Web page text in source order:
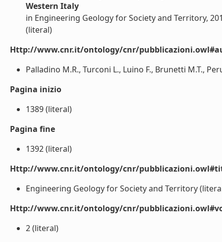
Western Italy
in Engineering Geology for Society and Territory,
(literal)
Http://www.cnr.it/ontology/cnr/
Palladino M.R., Turconi L., Luino F., Brunetti M.T.,
Pagina inizio
1389 (literal)
Pagina fine
1392 (literal)
Http://www.cnr.it/ontology/cnr/
Engineering Geology for Society and Territory
Http://www.cnr.it/ontology/cnr/
2 (literal)